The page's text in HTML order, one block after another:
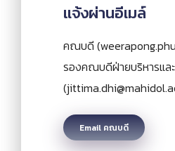
แจ้งผ่านอีเมล์
คณบดี (
รองคณบดีฝ่ายบริหารแล
(
Email คณบดี